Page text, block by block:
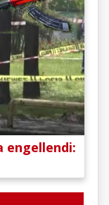
engellendi: